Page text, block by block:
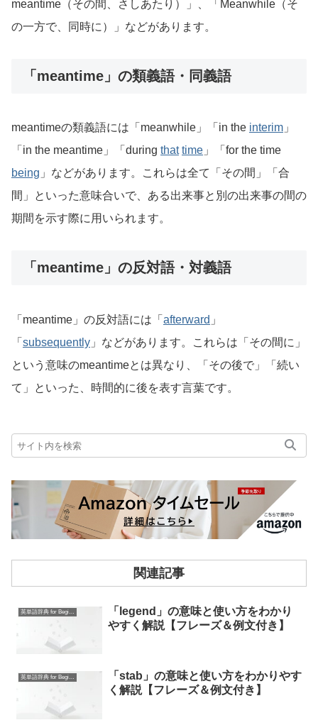
meantime（その間、さしあたり）」、「Meanwhile（そ
の一方で、同時に）」などがあります。
「meantime」の類義語・同義語
meantimeの類義語には「meanwhile」「in the interim 」
「in the meantime」「during that time 」「for the time
being 」などがあります。これらは全て「その間」「合
間」といった意味合いで、ある出来事と別の出来事の間の
期間を示す際に用いられます。
「meantime」の反対語・対義語
「meantime」の反対語には「 afterward 」
「 subsequently 」などがあります。これらは「その間に」
という意味のmeantimeとは異なり、「その後で」「続い
て」といった、時間的に後を表す言葉です。
関連記事
英単語辞典 for Beginners
「legend」の意味と使い方をわかり
やすく解説【フレーズ＆例文付き】
英単語辞典 for Beginners
「stab」の意味と使い方をわかりやす
く解説【フレーズ＆例文付き】